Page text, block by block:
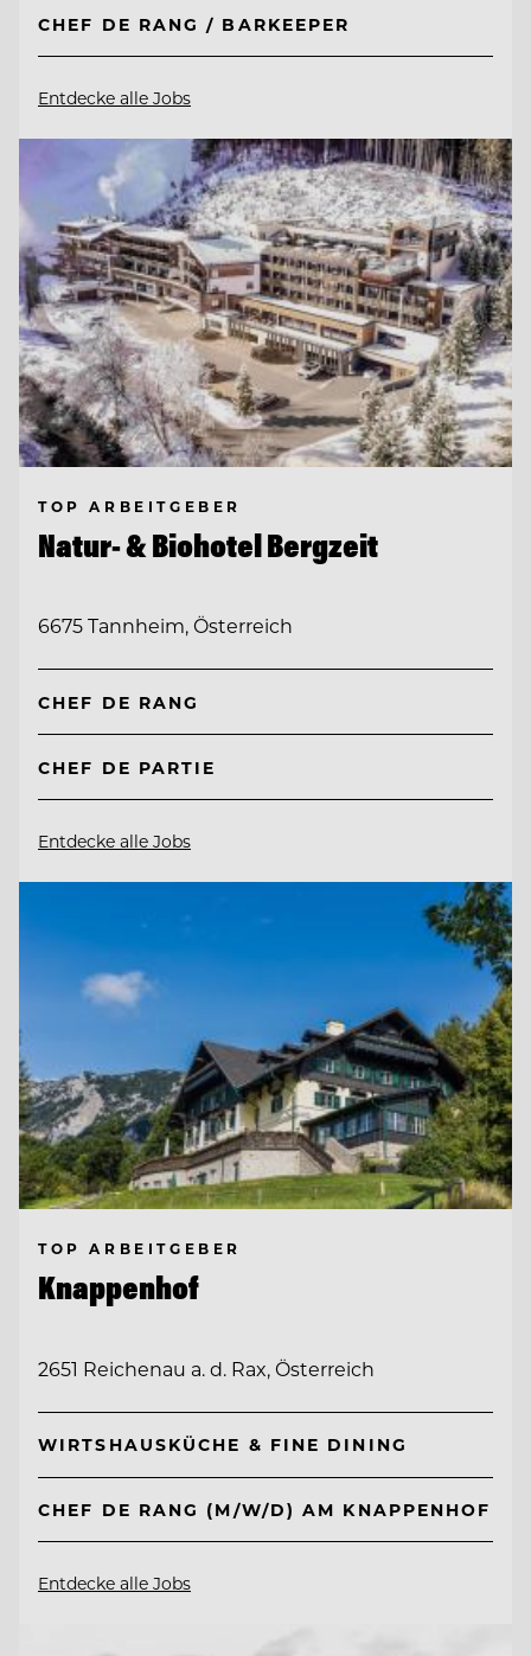
CHEF DE RANG / BARKEEPER
Entdecke alle Jobs
TOP ARBEITGEBER
Natur- & Biohotel Bergzeit
6675 Tannheim, Österreich
CHEF DE RANG
CHEF DE PARTIE
Entdecke alle Jobs
TOP ARBEITGEBER
Knappenhof
2651 Reichenau a. d. Rax, Österreich
WIRTSHAUSKÜCHE & FINE DINING
CHEF DE RANG (M/W/D) AM KNAPPENHOF
Entdecke alle Jobs